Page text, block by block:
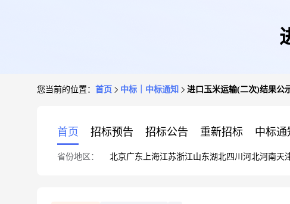
您当前的位置： 首页 中标｜中标通知 进口玉米运输(二次)结果公
首页 招标预告 招标公告 重新招标 中标通
省份地区： 北京广东 上海江苏浙江山东湖北四川 河北河南天